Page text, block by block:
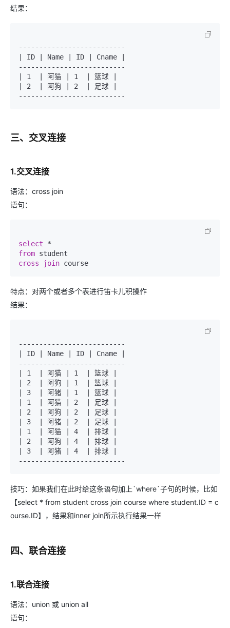
结果：
--------------------------
| ID | Name | ID | Cname |
--------------------------
| 1  | 阿猫 | 1  | 篮球 |
| 2  | 阿狗 | 2  | 足球 |
三、交叉连接
1.交叉连接
语法：cross join
语句：
select
*
from
cross
join
特点：对两个或者多个表进行笛卡儿积操作
结果：
--------------------------
| ID | Name | ID | Cname |
--------------------------
| 1  | 阿猫 | 1  | 篮球 |
| 2  | 阿狗 | 1  | 篮球 |
| 3  | 阿猪 | 1  | 篮球 |
| 1  | 阿猫 | 2  | 足球 |
| 2  | 阿狗 | 2  | 足球 |
| 3  | 阿猪 | 2  | 足球 |
| 1  | 阿猫 | 4  | 排球 |
| 2  | 阿狗 | 4  | 排球 |
| 3  | 阿猪 | 4  | 排球 |
技巧：如果我们在此时给这条语句加上`where`子句的时候，比如
【select * from student cross join course where student.ID = c
ourse.ID】，结果和inner join所示执行结果一样
四、联合连接
1.联合连接
语法：union 或 union all
语句：